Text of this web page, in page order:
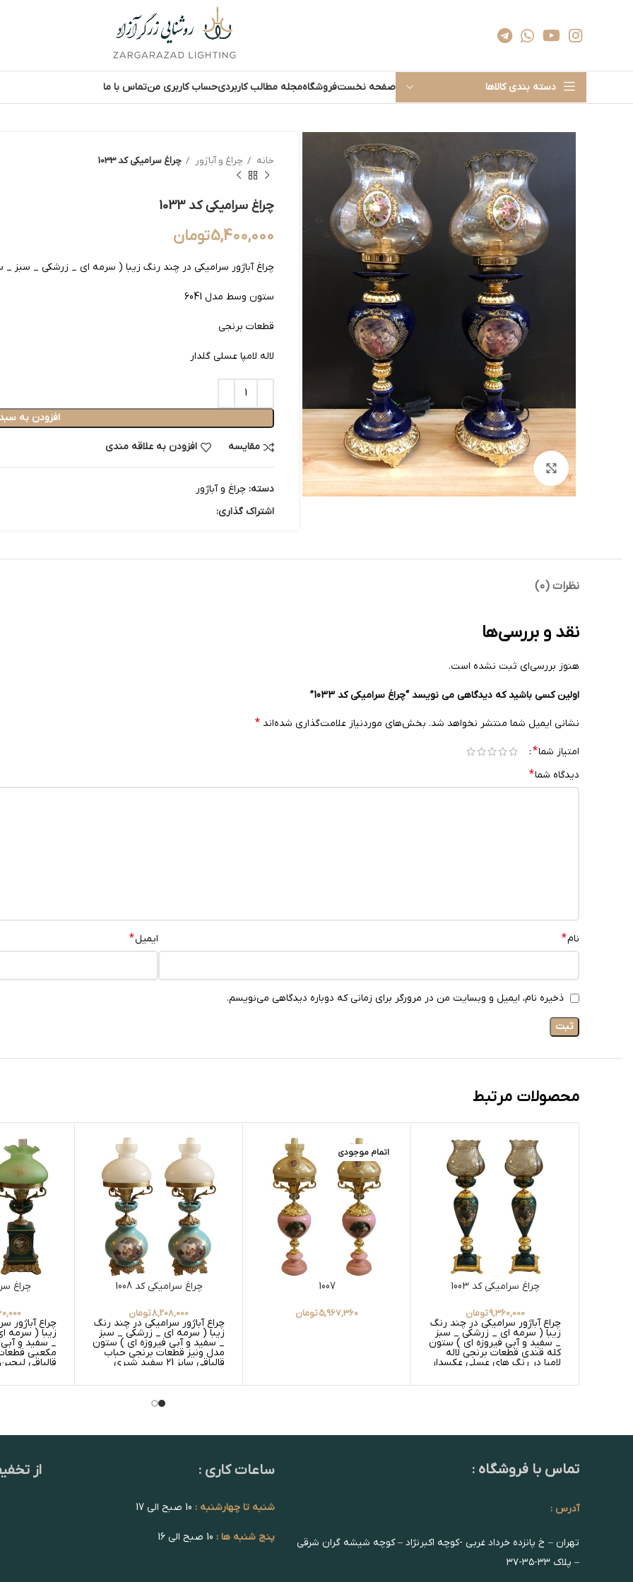
دسته بندی کالاها صفحه نخستفروشگاهمجله مطالب کاربردیحساب کاربری منتماس با ما
بزرگنمایی تصویر
خانه چراغ و آباژور چراغ سرامیکی کد 1033
چراغ سرامیکی کد 1033
5,400,000تومان
چراغ آباژور سرامیکی در چند رنگ زیبا ( سرمه ای _ زرشکی _ سبز _
ستون وسط مدل 6041
قطعات برنجی
لاله لامپا عسلی گلدار
افزودن به
مقایسه افزودن به علاقه مندی
دسته: چراغ و آباژور
اشتراک گذاری:
نظرات (0)
نقد و بررسی‌ها
هنوز بررسی‌ای ثبت نشده است.
اولین کسی باشید که دیدگاهی می نویسد “چراغ سرامیکی کد 1033”
نشانی ایمیل شما منتشر نخواهد شد. بخش‌های موردنیاز علامت‌گذاری شده‌اند *
امتیاز شما*
دیدگاه شما*
نام* ایمیل*
ذخیره نام، ایمیل و وبسایت من در مرورگر برای زمانی که دوباره دیدگاهی می‌نویسم.
محصولات مرتبط
چراغ سرامیکی کد 1003
9,360,000تومان
چراغ آباژور سرامیکی در چند رنگ
زیبا ( سرمه ای _ زرشکی _ سبز
_ سفید و آبی فیروزه ای ) ستون
کله قندی قطعات برنجی لاله
لامپا در رنگ های عسلی عکسدار
سفید ساده
اتمام موجودی
1007
5,967,360تومان
چراغ سرامیکی کد 1008
8,208,000تومان
چراغ آباژور سرامیکی در چند رنگ
زیبا ( سرمه ای _ زرشکی _ سبز
_ سفید و آبی فیروزه ای ) ستون
مدل ونیز قطعات برنجی حباب
قالپاقی سایز 21 سفید شیری
چراغ
چراغ آباژور
زیبا ( سرمه
_ سفید و آبی
مکعبی
تماس با فروشگاه :
آدرس :
تهران – خ پانزده خرداد غربی -کوچه اکبرنژاد – کوچه شیشه گران شرقی
– پلاک ۳۳-۳۵-۳۷
ساعات کاری :
شنبه تا چهارشنبه :
پنج شنبه ها :
از